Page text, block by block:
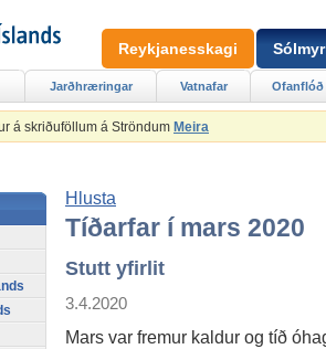
á skriðuföllum á Ströndum Meira
Hlusta
Tíðarfar í mars 2020
Stutt yfirlit
3.4.2020
Mars var fremur kaldur og tíð
Jarðhræringar Vatnafar Ofanflóð
Reykjanesskagi